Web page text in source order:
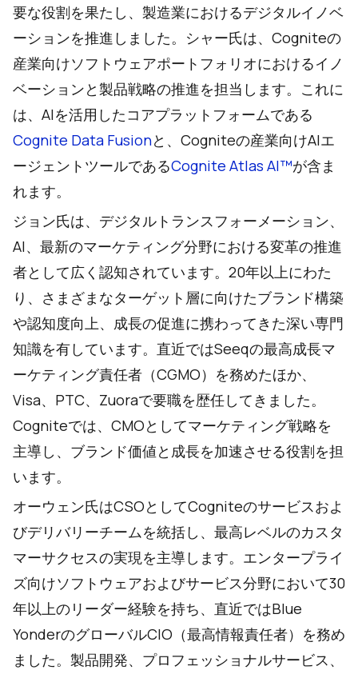
要な役割を果たし、製造業におけるデジタルイノベ
ーションを推進しました。シャー氏は、Cogniteの
産業向けソフトウェアポートフォリオにおけるイノ
ベーションと製品戦略の推進を担当します。これに
は、AIを活用したコアプラットフォームである
Cognite Data Fusionと、Cogniteの産業向けAIエ
ージェントツールであるCognite Atlas AI™︎が含ま
れます。
ジョン氏は、デジタルトランスフォーメーション、
AI、最新のマーケティング分野における変革の推進
者として広く認知されています。20年以上にわた
り、さまざまなターゲット層に向けたブランド構築
や認知度向上、成長の促進に携わってきた深い専門
知識を有しています。直近ではSeeqの最高成長マ
ーケティング責任者（CGMO）を務めたほか、
Visa、PTC、Zuoraで要職を歴任してきました。
Cogniteでは、CMOとしてマーケティング戦略を
主導し、ブランド価値と成長を加速させる役割を担
います。
オーウェン氏はCSOとしてCogniteのサービスおよ
びデリバリーチームを統括し、最高レベルのカスタ
マーサクセスの実現を主導します。エンタープライ
ズ向けソフトウェアおよびサービス分野において30
年以上のリーダー経験を持ち、直近ではBlue
YonderのグローバルCIO（最高情報責任者）を務め
ました。製品開発、プロフェッショナルサービス、